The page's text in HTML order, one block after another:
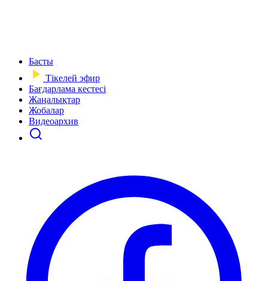
Басты
Тікелей эфир
Бағдарлама кестесі
Жаңалықтар
Жобалар
Видеоархив